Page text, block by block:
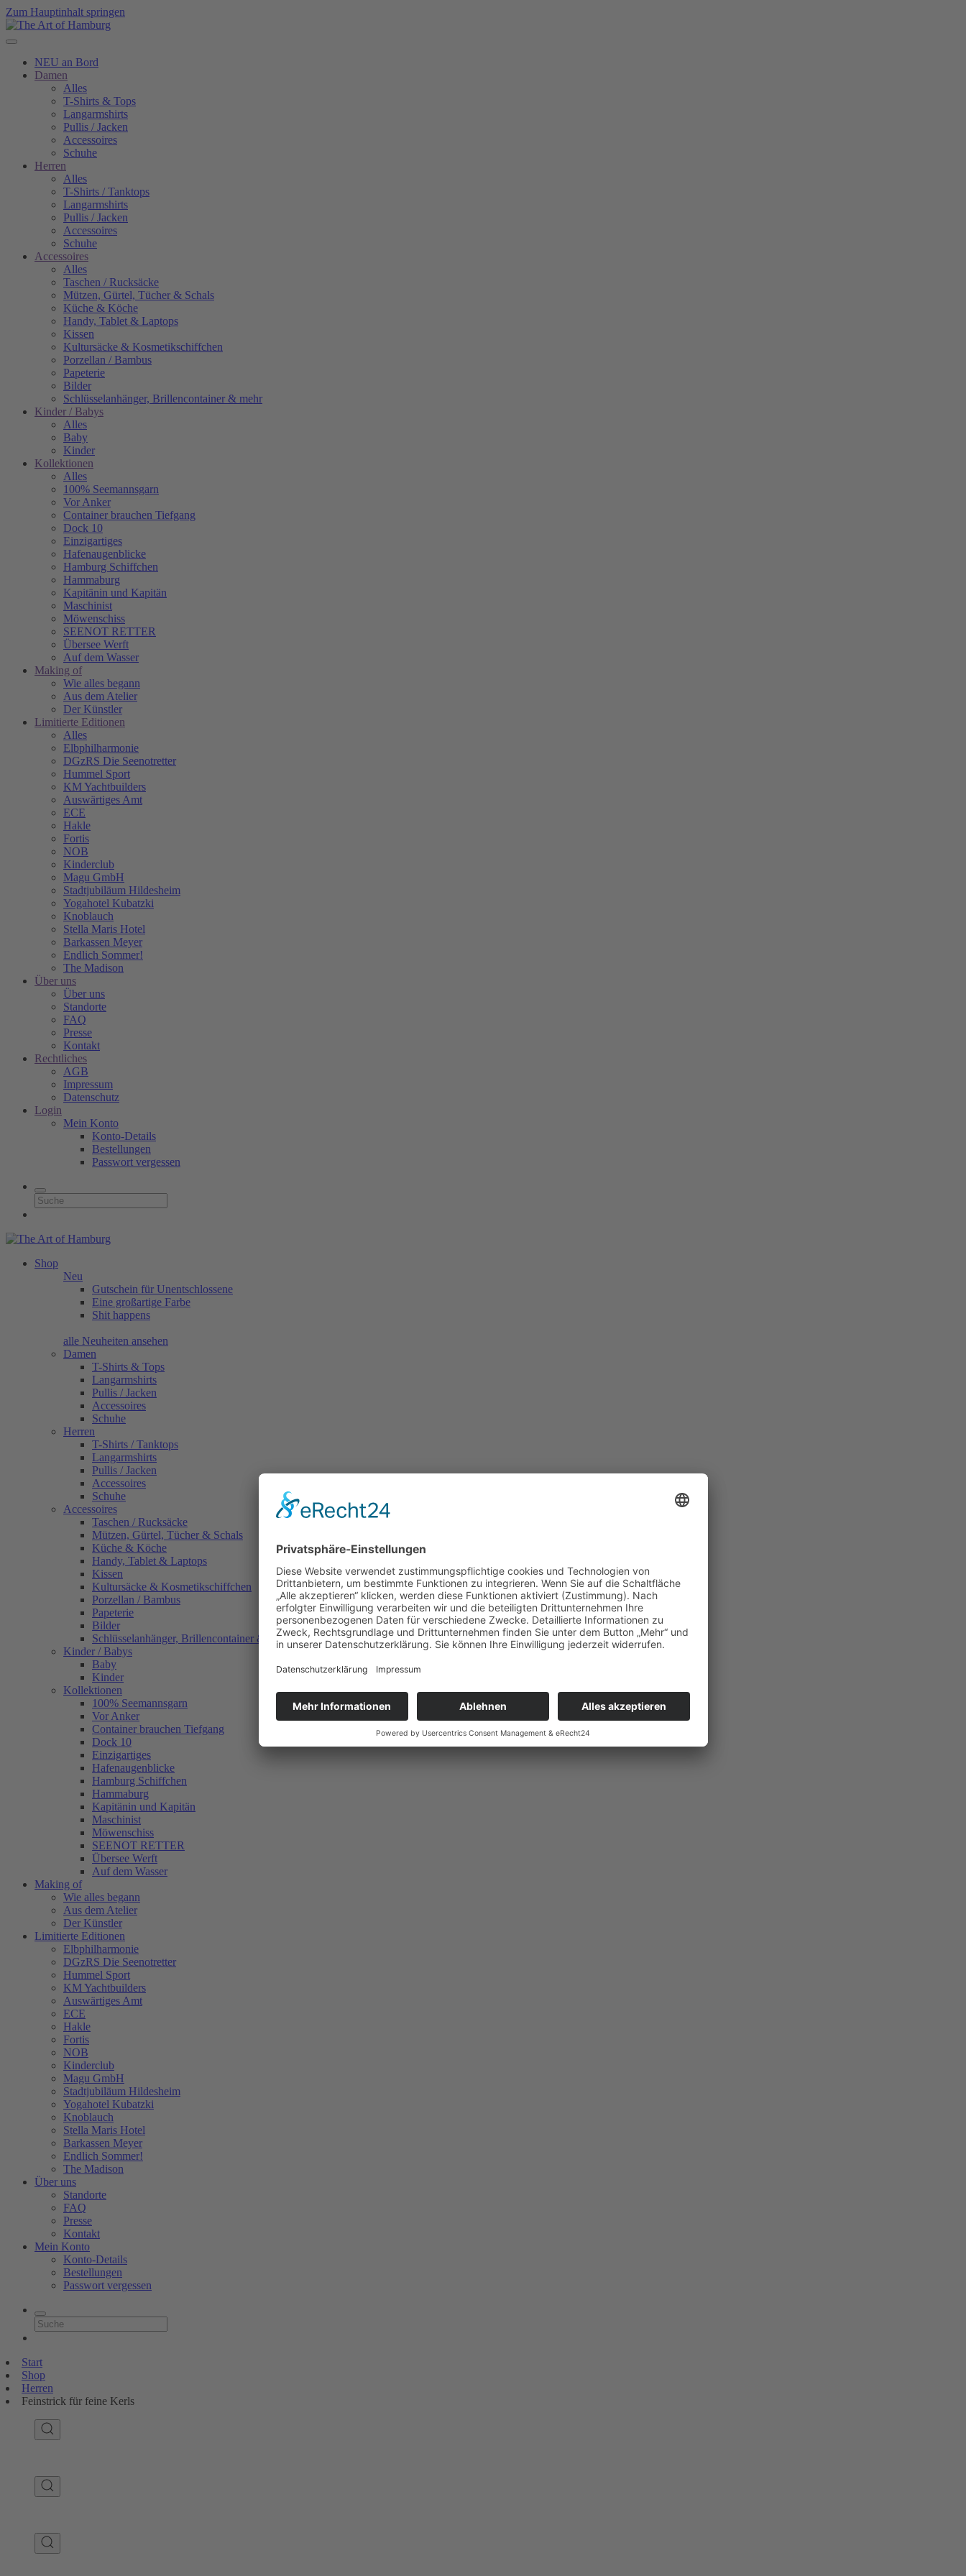
Zum Hauptinhalt springen
NEU an Bord
Damen
Alles
T-Shirts & Tops
Langarmshirts
Pullis / Jacken
Accessoires
Schuhe
Herren
Alles
T-Shirts / Tanktops
Langarmshirts
Pullis / Jacken
Accessoires
Schuhe
Accessoires
Alles
Taschen / Rucksäcke
Mützen, Gürtel, Tücher & Schals
Küche & Köche
Handy, Tablet & Laptops
Kissen
Kultursäcke & Kosmetikschiffchen
Porzellan / Bambus
Papeterie
Bilder
Schlüsselanhänger, Brillencontainer & mehr
Kinder / Babys
Alles
Baby
Kinder
Kollektionen
Alles
100% Seemannsgarn
Vor Anker
Container brauchen Tiefgang
Dock 10
Einzigartiges
Hafenaugen­blicke
Hamburg Schiffchen
Hammaburg
Kapitänin und Kapitän
Maschinist
Möwenschiss
SEENOT RETTER
Übersee Werft
Auf dem Wasser
Making of
Wie alles begann
Aus dem Atelier
Der Künstler
Limitierte Editionen
Alles
Elbphilharmonie
DGzRS Die Seenotretter
Hummel Sport
KM Yachtbuilders
Auswärtiges Amt
ECE
Hakle
Fortis
NOB
Kinderclub
Magu GmbH
Stadtjubiläum Hildesheim
Yogahotel Kubatzki
Knoblauch
Stella Maris Hotel
Barkassen Meyer
Endlich Sommer!
The Madison
Über uns
Über uns
Standorte
FAQ
Presse
Kontakt
Rechtliches
AGB
Impressum
Datenschutz
Login
Mein Konto
Konto-Details
Bestellungen
Passwort vergessen
Shop
Neu
Gutschein für Unentschlossene
Eine großartige Farbe
Shit happens
alle Neuheiten ansehen
Damen
T-Shirts & Tops
Langarmshirts
Pullis / Jacken
Accessoires
Schuhe
Herren
T-Shirts / Tanktops
Langarmshirts
Pullis / Jacken
Accessoires
Schuhe
Accessoires
Taschen / Rucksäcke
Mützen, Gürtel, Tücher & Schals
Küche & Köche
Handy, Tablet & Laptops
Kissen
Kultursäcke & Kosmetikschiffchen
Porzellan / Bambus
Papeterie
Bilder
Schlüsselanhänger, Brillencontainer & mehr
Kinder / Babys
Baby
Kinder
Kollektionen
100% Seemannsgarn
Vor Anker
Container brauchen Tiefgang
Dock 10
Einzigartiges
Hafenaugen­blicke
Hamburg Schiffchen
Hammaburg
Kapitänin und Kapitän
Maschinist
Möwenschiss
SEENOT RETTER
Übersee Werft
Auf dem Wasser
Making of
Wie alles begann
Aus dem Atelier
Der Künstler
Limitierte Editionen
Elbphilharmonie
DGzRS Die Seenotretter
Hummel Sport
KM Yachtbuilders
Auswärtiges Amt
ECE
Hakle
Fortis
NOB
Kinderclub
Magu GmbH
Stadtjubiläum Hildesheim
Yogahotel Kubatzki
Knoblauch
Stella Maris Hotel
Barkassen Meyer
Endlich Sommer!
The Madison
Über uns
Standorte
FAQ
Presse
Kontakt
Mein Konto
Konto-Details
Bestellungen
Passwort vergessen
Start
Shop
Herren
Feinstrick für feine Kerls